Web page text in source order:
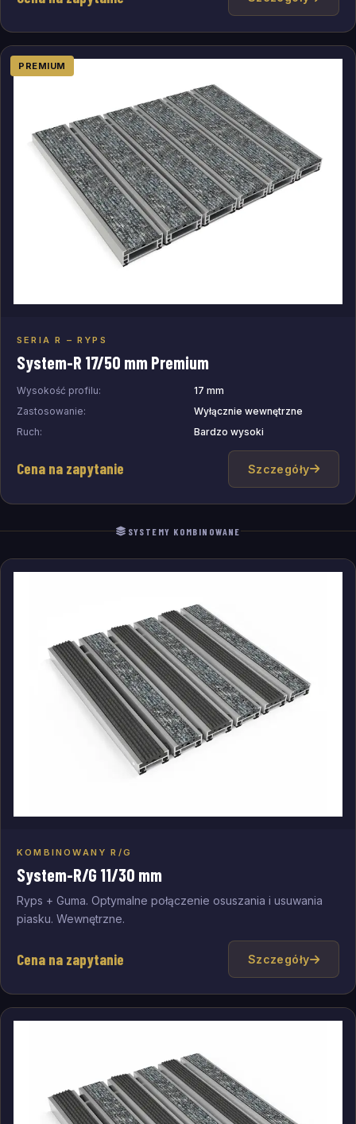
PREMIUM
SERIA R – RYPS
System-R 17/50 mm Premium
Wysokość profilu:
17 mm
Zastosowanie:
Wyłącznie wewnętrzne
Ruch:
Bardzo wysoki
Cena na zapytanie Szczegóły
SYSTEMY KOMBINOWANE
KOMBINOWANY R/G
System-R/G 11/30 mm
Ryps + Guma. Optymalne połączenie osuszania i usuwania
piasku. Wewnętrzne.
Cena na zapytanie Szczegóły